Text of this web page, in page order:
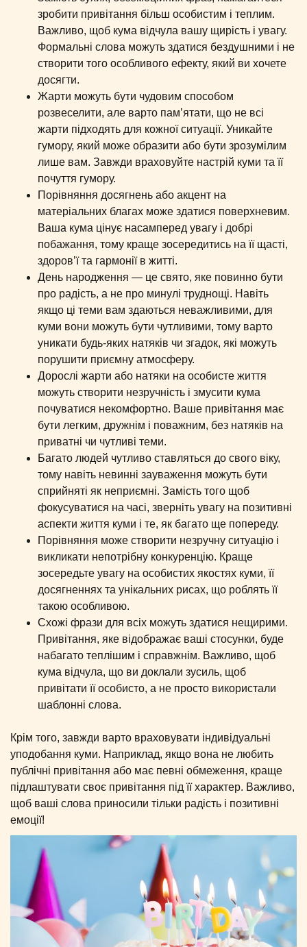
зробити привітання більш особистим і теплим.
Важливо, щоб кума відчула вашу щирість і увагу.
Формальні слова можуть здатися бездушними і не
створити того особливого ефекту, який ви хочете
досягти.
Жарти можуть бути чудовим способом
розвеселити, але варто пам’ятати, що не всі
жарти підходять для кожної ситуації. Уникайте
гумору, який може образити або бути зрозумілим
лише вам. Завжди враховуйте настрій куми та її
почуття гумору.
Порівняння досягнень або акцент на
матеріальних благах може здатися поверхневим.
Ваша кума цінує насамперед увагу і добрі
побажання, тому краще зосередитись на її щасті,
здоров’ї та гармонії в житті.
День народження — це свято, яке повинно бути
про радість, а не про минулі труднощі. Навіть
якщо ці теми вам здаються неважливими, для
куми вони можуть бути чутливими, тому варто
уникати будь-яких натяків чи згадок, які можуть
порушити приємну атмосферу.
Дорослі жарти або натяки на особисте життя
можуть створити незручність і змусити кума
почуватися некомфортно. Ваше привітання має
бути легким, дружнім і поважним, без натяків на
приватні чи чутливі теми.
Багато людей чутливо ставляться до свого віку,
тому навіть невинні зауваження можуть бути
сприйняті як неприємні. Замість того щоб
фокусуватися на часі, зверніть увагу на позитивні
аспекти життя куми і те, як багато ще попереду.
Порівняння може створити незручну ситуацію і
викликати непотрібну конкуренцію. Краще
зосередьте увагу на особистих якостях куми, її
досягненнях та унікальних рисах, що роблять її
такою особливою.
Схожі фрази для всіх можуть здатися нещирими.
Привітання, яке відображає ваші стосунки, буде
набагато теплішим і справжнім. Важливо, щоб
кума відчула, що ви доклали зусиль, щоб
привітати її особисто, а не просто використали
шаблонні слова.
Крім того, завжди варто враховувати індивідуальні
уподобання куми. Наприклад, якщо вона не любить
публічні привітання або має певні обмеження, краще
підлаштувати своє привітання під її характер. Важливо,
щоб ваші слова приносили тільки радість і позитивні
емоції!